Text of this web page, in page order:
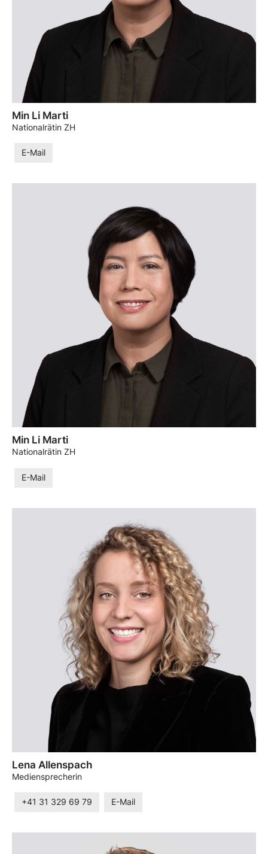
Min Li Marti
Nationalrätin ZH
E-Mail
Min Li Marti
Nationalrätin ZH
E-Mail
Lena Allenspach
Mediensprecherin
+41 31 329 69 79 E-Mail